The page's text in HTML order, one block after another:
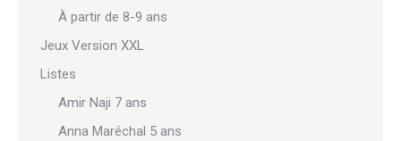
À partir de 8-9 ans
Jeux Version XXL
Listes
Amir Naji 7 ans
Anna Maréchal 5 ans